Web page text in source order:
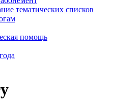
тематических списков
помощь